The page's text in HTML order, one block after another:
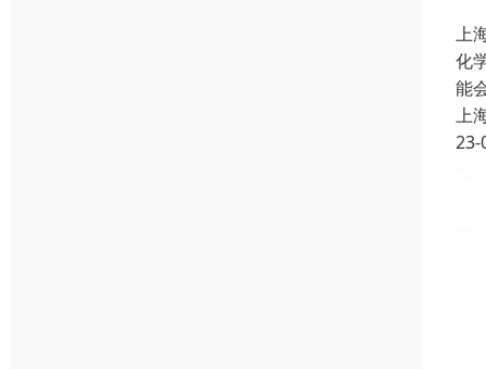
上
化
能
上
23-